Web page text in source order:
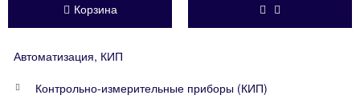
Корзина
Автоматизация, КИП
Контрольно-измерительные приборы (КИП)